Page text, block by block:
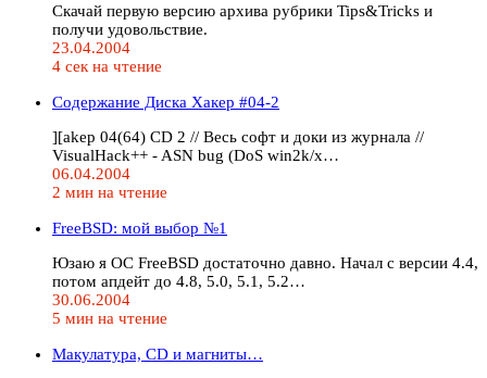
Скачай первую версию архива рубрики Tips&Tricks и
получи удовольствие.
23.04.2004
4 сек на чтение
Содержание Диска Хакер #04-2
][akep 04(64) CD 2 // Весь софт и доки из журнала //
VisualHack++ - ASN bug (DoS win2k/x…
06.04.2004
2 мин на чтение
FreeBSD: мой выбор №1
Юзаю я ОС FreeBSD достаточно давно. Начал с версии 4.4,
потом апдейт до 4.8, 5.0, 5.1, 5.2…
30.06.2004
5 мин на чтение
Макулатура, CD и магниты…